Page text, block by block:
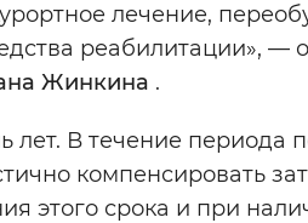
лечение,
реабилитации»,
Жинкина .
лет. В течение
компенсировать
этого срока и при